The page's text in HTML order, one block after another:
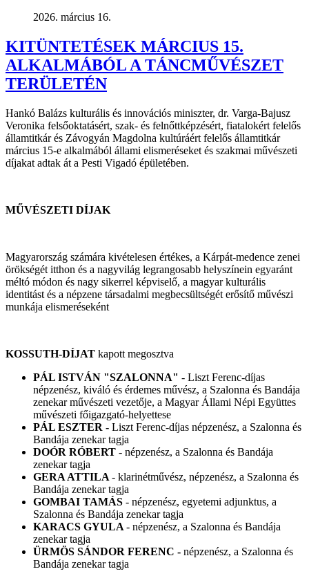
2026. március 16.
KITÜNTETÉSEK MÁRCIUS 15.
ALKALMÁBÓL A TÁNCMŰVÉSZET
TERÜLETÉN
Hankó Balázs kulturális és innovációs miniszter, dr. Varga-Bajusz
Veronika felsőoktatásért, szak- és felnőttképzésért, fiatalokért felelős
államtitkár és Závogyán Magdolna kultúráért felelős államtitkár
március 15-e alkalmából állami elismeréseket és szakmai művészeti
díjakat adtak át a Pesti Vigadó épületében.
MŰVÉSZETI DÍJAK
Magyarország számára kivételesen értékes, a Kárpát-medence zenei
örökségét itthon és a nagyvilág legrangosabb helyszínein egyaránt
méltó módon és nagy sikerrel képviselő, a magyar kulturális
identitást és a népzene társadalmi megbecsültségét erősítő művészi
munkája elismeréseként
KOSSUTH-DÍJAT kapott megosztva
PÁL ISTVÁN "SZALONNA" - Liszt Ferenc-díjas
népzenész, kiváló és érdemes művész, a Szalonna és Bandája
zenekar művészeti vezetője, a Magyar Állami Népi Együttes
művészeti főigazgató-helyettese
PÁL ESZTER - Liszt Ferenc-díjas népzenész, a Szalonna és
Bandája zenekar tagja
DOÓR RÓBERT - népzenész, a Szalonna és Bandája
zenekar tagja
GERA ATTILA - klarinétművész, népzenész, a Szalonna és
Bandája zenekar tagja
GOMBAI TAMÁS - népzenész, egyetemi adjunktus, a
Szalonna és Bandája zenekar tagja
KARACS GYULA - népzenész, a Szalonna és Bandája
zenekar tagja
ÜRMÖS SÁNDOR FERENC - népzenész, a Szalonna és
Bandája zenekar tagja